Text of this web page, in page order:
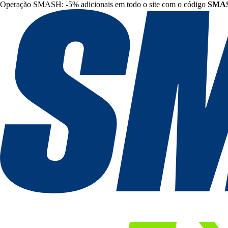
Operação SMASH: -5% adicionais em todo o site com o código